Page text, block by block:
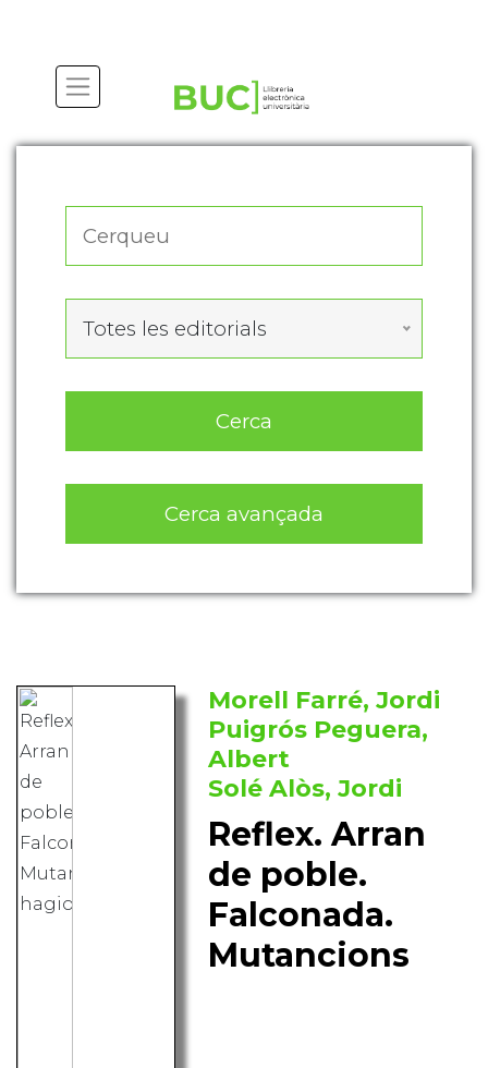
Totes les editorials
Cerca
Cerca avançada
Morell Farré, Jordi
Puigrós Peguera,
Albert
Solé Alòs, Jordi
Reflex. Arran
de poble.
Falconada.
Mutancions